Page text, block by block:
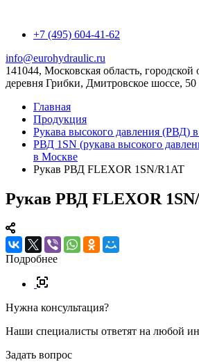
+7 (495) 604-41-62
info@eurohydraulic.ru
141044, Московская область,
деревня Грибки, Дмитровское шоссе, 50
Главная
Продукция
Рукава высокого давления (РВД)
РВД 1SN (рукава высокого
в Москве
Рукав РВД FLEXOR 1SN/R1AT
Рукав РВД FLEXOR
Подробнее
Нужна консультация?
Наши специалисты ответят на любой
Задать вопрос